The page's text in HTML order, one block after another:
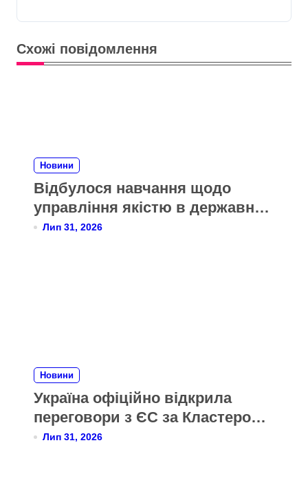
Схожі повідомлення
Новини
Відбулося навчання щодо
управління якістю в державних
органах України за моделлю
Лип 31, 2026
Новини
Україна офіційно відкрила
переговори з ЄС за Кластером 6
«Зовнішні відносини»
Лип 31, 2026